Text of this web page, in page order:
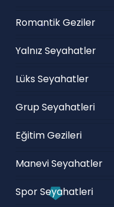
Romantik Geziler
Yalnız Seyahatler
Lüks Seyahatler
Grup Seyahatleri
Eğitim Gezileri
Manevi Seyahatler
Spor Seyahatleri